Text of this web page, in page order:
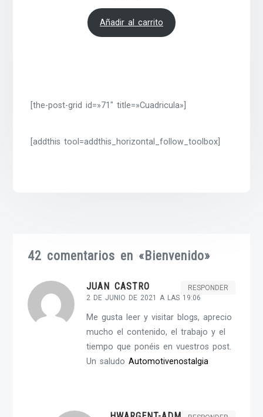
Añadir al carrito
[the-post-grid id=»71″ title=»Cuadricula»]
[addthis tool=addthis_horizontal_follow_toolbox]
42 comentarios en « Bienvenido»
JUAN CASTRO
2 DE JUNIO DE 2021 A LAS 19:06
RESPONDER
Me gusta leer y visitar blogs, aprecio
mucho el contenido, el trabajo y el
tiempo que ponéis en vuestros post.
Un saludoAutomotivenostalgia